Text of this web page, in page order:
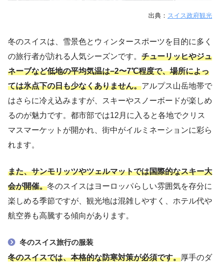
出典： スイス政府観光
冬のスイスは、雪景色とウィンタースポーツを目的に多く
の旅行者が訪れる人気シーズンです。 チューリッヒやジュ
ネーブなど低地の平均気温は−2〜7℃程度で、場所によっ
ては氷点下の日も少なくありません。アルプス山岳地帯で
はさらに冷え込みますが、スキーやスノーボードが楽しめ
るのが魅力です。都市部では12月に入ると各地でクリス
マスマーケットが開かれ、街中がイルミネーションに彩ら
れます。
また、サンモリッツやツェルマットでは国際的なスキー大
会が開催。冬のスイスはヨーロッパらしい雰囲気を存分に
楽しめる季節ですが、観光地は混雑しやすく、ホテル代や
航空券も高騰する傾向があります。
冬のスイス旅行の服装
冬のスイスでは、本格的な防寒対策が必須です。厚手のダ